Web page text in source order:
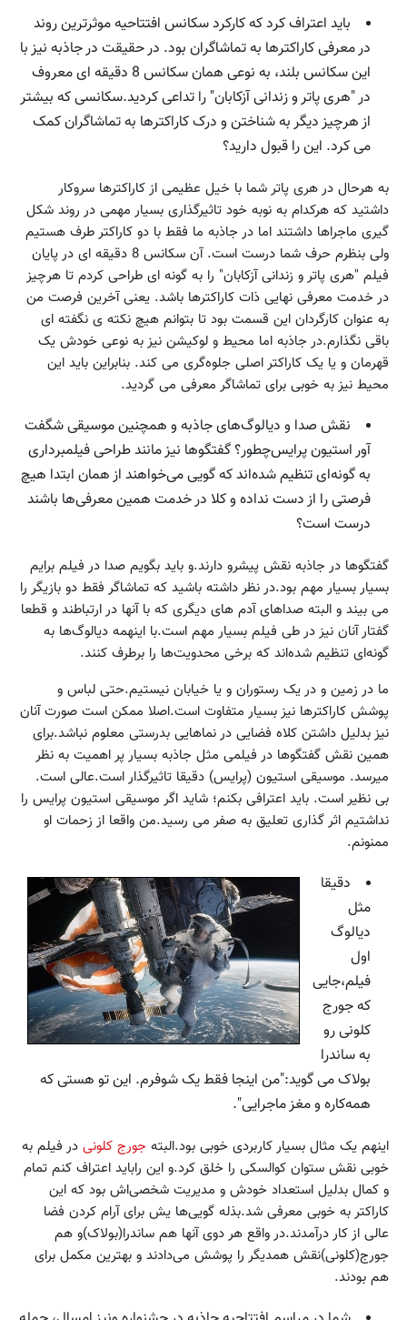
باید اعتراف کرد که کارکرد سکانس افتتاحیه موثرترین روند
در معرفی کاراکترها به تماشاگران بود. در حقیقت در جاذبه نیز با
این سکانس بلند، به نوعی همان سکانس 8 دقیقه ای معروف
در "هری پاتر و زندانی آزکابان" را تداعی کردید.سکانسی که بیشتر
از هرچیز دیگر به شناختن و درک کاراکترها به تماشاگران کمک
می کرد. این را قبول دارید؟
به هرحال در هری پاتر شما با خیل عظیمی از کاراکترها سروکار
داشتید که هرکدام به نوبه خود تاثیرگذاری بسیار مهمی در روند شکل
گیری ماجراها داشتند اما در جاذبه ما فقط با دو کاراکتر طرف هستیم
ولی بنظرم حرف شما درست است. آن سکانس 8 دقیقه ای در پایان
فیلم "هری پاتر و زندانی آزکابان" را به گونه ای طراحی کردم تا هرچیز
در خدمت معرفی نهایی ذات کاراکتر‌ها باشد. یعنی آخرین فرصت من
به عنوان کارگردان این قسمت بود تا بتوانم هیچ نکته ی نگفته ای
باقی نگذارم.در جاذبه اما محیط و لوکیشن نیز به نوعی خودش یک
قهرمان و یا یک کاراکتر اصلی جلوه‌گری می کند. بنابراین باید این
محیط نیز به خوبی برای تماشاگر معرفی می گردید.
نقش صدا و دیالوگ‌های جاذبه و همچنین موسیقی شگفت
آور استیون پرایس‌چطور؟ گفتگو‌ها نیز مانند طراحی فیلمبرداری
به گونه‌ای تنظیم شده‌اند که گویی می‌خواهند از همان ابتدا هیچ
فرصتی را از دست نداده و کلا در خدمت همین معرفی‌ها باشند
درست است؟
گفتگوها در جاذبه نقش پیشرو دارند.و باید بگویم صدا در فیلم برایم
بسیار بسیار مهم بود.در نظر داشته باشید که تماشاگر فقط دو بازیگر را
می بیند و البته صداهای آدم های دیگری که با آنها در ارتباطند و قطعا
گفتار آنان نیز در طی فیلم بسیار مهم است.با اینهمه دیالوگ‌ها به
گونه‌ای تنظیم شده‌اند که برخی محدویت‌ها را برطرف کنند.
ما در زمین و در یک رستوران و یا خیابان نیستیم.حتی لباس و
پوشش کاراکترها نیز بسیار متفاوت است.اصلا ممکن است صورت آنان
نیز بدلیل داشتن کلاه فضایی در نماهایی بدرستی معلوم نباشد.برای
همین نقش گفتگو‌ها در فیلمی مثل جاذبه بسیار پر اهمیت به نظر
میرسد. موسیقی استیون (پرایس) دقیقا تاثیرگذار است.عالی است.
بی نظیر است. باید اعترافی بکنم؛ شاید اگر موسیقی استیون پرایس را
نداشتیم اثر گذاری تعلیق به صفر می رسید.من واقعا از زحمات او
ممنونم.
دقیقا
مثل
دیالوگ
اول
فیلم،جایی
که جورج
کلونی رو
به ساندرا
بولاک می گوید:"من اینجا فقط یک شوفرم. این تو هستی که
همه‌کاره و مغز ماجرایی".
اینهم یک مثال بسیار کاربردی خوبی بود.البته جورج کلونی در فیلم به
خوبی نقش ستوان کوالسکی را خلق کرد.و این راباید اعتراف کنم تمام
و کمال بدلیل استعداد خودش و مدیریت شخصی‌اش بود که این
کاراکتر به خوبی معرفی شد.بذله گویی‌ها یش برای آرام کردن فضا
عالی از کار درآمدند.در واقع هر دوی آنها هم ساندرا(بولاک)و هم
جورج(کلونی)نقش همدیگر را پوشش می‌دادند و بهترین مکمل برای
هم بودند.